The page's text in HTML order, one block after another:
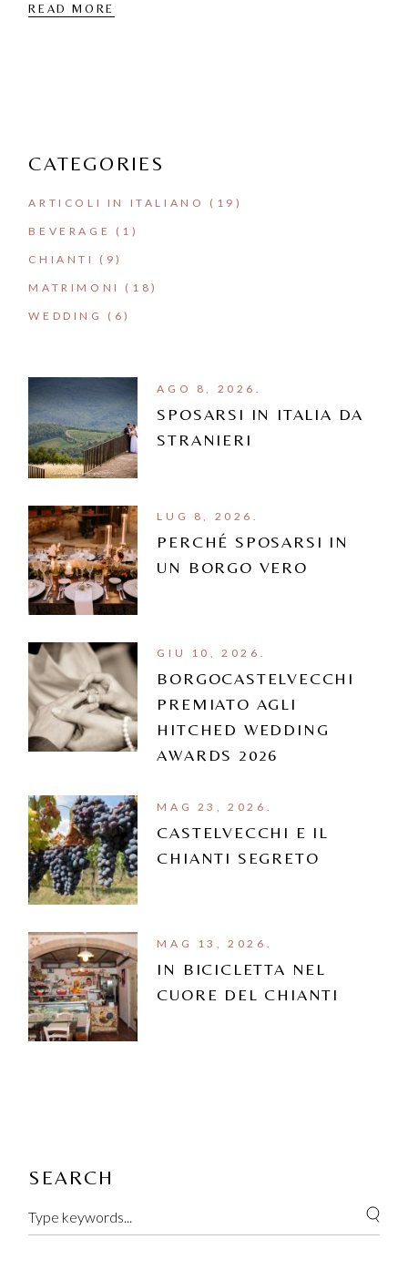
READ MORE
CATEGORIES
ARTICOLI IN ITALIANO (19)
BEVERAGE (1)
CHIANTI (9)
MATRIMONI (18)
WEDDING (6)
AGO 8, 2026.
SPOSARSI IN ITALIA DA
STRANIERI
LUG 8, 2026.
PERCHÉ SPOSARSI IN
UN BORGO VERO
GIU 10, 2026.
BORGOCASTELVECCHI
PREMIATO AGLI
HITCHED WEDDING
AWARDS 2026
MAG 23, 2026.
CASTELVECCHI E IL
CHIANTI SEGRETO
MAG 13, 2026.
IN BICICLETTA NEL
CUORE DEL CHIANTI
SEARCH